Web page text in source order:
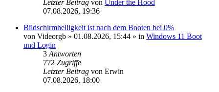
Letzter Beitrag von Under the Hood
07.08.2026, 19:36
Bildschirmhelligkeit ist nach dem Booten bei 0%
von Videorgb » 01.08.2026, 15:44 » in Windows 11 Boot
und Login
3Antworten
772 Zugriffe
Letzter Beitrag von Erwin
07.08.2026, 18:00